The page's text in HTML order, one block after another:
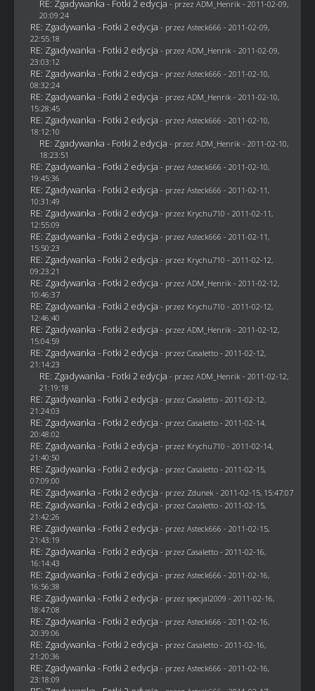
RE: Zgadywanka - Fotki 2 edycja - przez ADM_Henrik - 2011-02-09,
20:09:24
RE: Zgadywanka - Fotki 2 edycja - przez Asteck666 - 2011-02-09,
22:55:18
RE: Zgadywanka - Fotki 2 edycja - przez ADM_Henrik - 2011-02-09,
23:03:12
RE: Zgadywanka - Fotki 2 edycja - przez Asteck666 - 2011-02-10,
08:32:24
RE: Zgadywanka - Fotki 2 edycja - przez ADM_Henrik - 2011-02-10,
15:28:45
RE: Zgadywanka - Fotki 2 edycja - przez Asteck666 - 2011-02-10,
18:12:10
RE: Zgadywanka - Fotki 2 edycja - przez ADM_Henrik - 2011-02-10,
18:23:51
RE: Zgadywanka - Fotki 2 edycja - przez Asteck666 - 2011-02-10,
19:45:36
RE: Zgadywanka - Fotki 2 edycja - przez Asteck666 - 2011-02-11,
10:31:49
RE: Zgadywanka - Fotki 2 edycja - przez Krychu710 - 2011-02-11,
12:55:09
RE: Zgadywanka - Fotki 2 edycja - przez Asteck666 - 2011-02-11,
15:50:23
RE: Zgadywanka - Fotki 2 edycja - przez Krychu710 - 2011-02-12,
09:23:21
RE: Zgadywanka - Fotki 2 edycja - przez ADM_Henrik - 2011-02-12,
10:46:37
RE: Zgadywanka - Fotki 2 edycja - przez Krychu710 - 2011-02-12,
12:46:40
RE: Zgadywanka - Fotki 2 edycja - przez ADM_Henrik - 2011-02-12,
15:04:59
RE: Zgadywanka - Fotki 2 edycja - przez Casaletto- 2011-02-12,
21:14:23
RE: Zgadywanka - Fotki 2 edycja - przez ADM_Henrik - 2011-02-12,
21:19:18
RE: Zgadywanka - Fotki 2 edycja - przez Casaletto- 2011-02-12,
21:24:03
RE: Zgadywanka - Fotki 2 edycja - przez Casaletto- 2011-02-14,
20:48:02
RE: Zgadywanka - Fotki 2 edycja - przez Krychu710 - 2011-02-14,
21:40:50
RE: Zgadywanka - Fotki 2 edycja - przez Casaletto- 2011-02-15,
07:09:00
RE: Zgadywanka - Fotki 2 edycja - przez Zdunek - 2011-02-15, 15:47:07
RE: Zgadywanka - Fotki 2 edycja - przez Casaletto- 2011-02-15,
21:42:26
RE: Zgadywanka - Fotki 2 edycja - przez Asteck666 - 2011-02-15,
21:43:19
RE: Zgadywanka - Fotki 2 edycja - przez Casaletto- 2011-02-16,
16:14:43
RE: Zgadywanka - Fotki 2 edycja - przez Asteck666 - 2011-02-16,
16:56:38
RE: Zgadywanka - Fotki 2 edycja - przez specjal2009 - 2011-02-16,
18:47:08
RE: Zgadywanka - Fotki 2 edycja - przez Asteck666 - 2011-02-16,
20:39:06
RE: Zgadywanka - Fotki 2 edycja - przez Casaletto- 2011-02-16,
21:20:36
RE: Zgadywanka - Fotki 2 edycja - przez Asteck666 - 2011-02-16,
23:18:09